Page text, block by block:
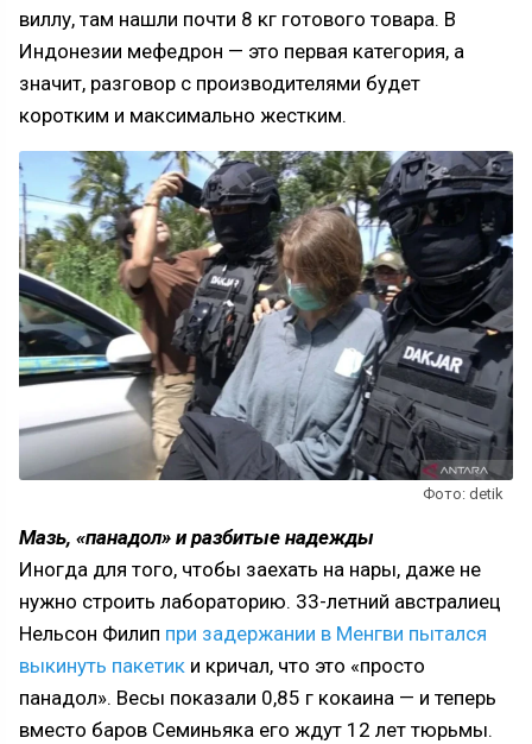
виллу, там нашли почти 8 кг готового товара. В
Индонезии мефедрон — это первая категория, а
значит, разговор с производителями будет
коротким и максимально жестким.
Фото: detik
Мазь, «панадол» и разбитые надежды
Иногда для того, чтобы заехать на нары, даже не
нужно строить лабораторию. 33-летний австралиец
Нельсон Филип при задержании в Менгви пытался
выкинуть пакетик и кричал, что это «просто
панадол». Весы показали 0,85 г кокаина — и теперь
вместо баров Семиньяка его ждут 12 лет тюрьмы.